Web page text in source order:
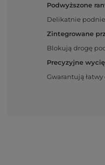
Podwyższone
Delikatnie
Zintegrowane
Blokują drogę
Precyzyjne
Gwarantują